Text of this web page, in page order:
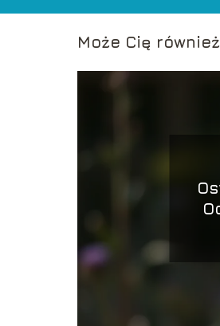
Może Cię